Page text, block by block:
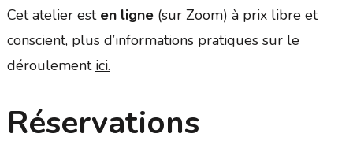
Cet atelier esten ligne(sur Zoom) à prix libre et
conscient, plus d’informations pratiques sur le
déroulement ici.
Réservations